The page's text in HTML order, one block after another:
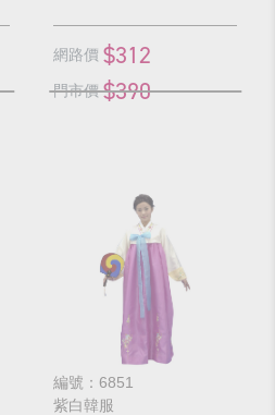
網路價 $312
門市價 $390
編號：6851
紫白韓服